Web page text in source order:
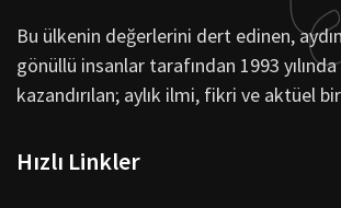
Bu ülkenin değerlerini dert edinen,
gönüllü insanlar tarafından 1993 yılında
kazandırılan; aylık ilmi, fikri ve aktüel
Hızlı Linkler